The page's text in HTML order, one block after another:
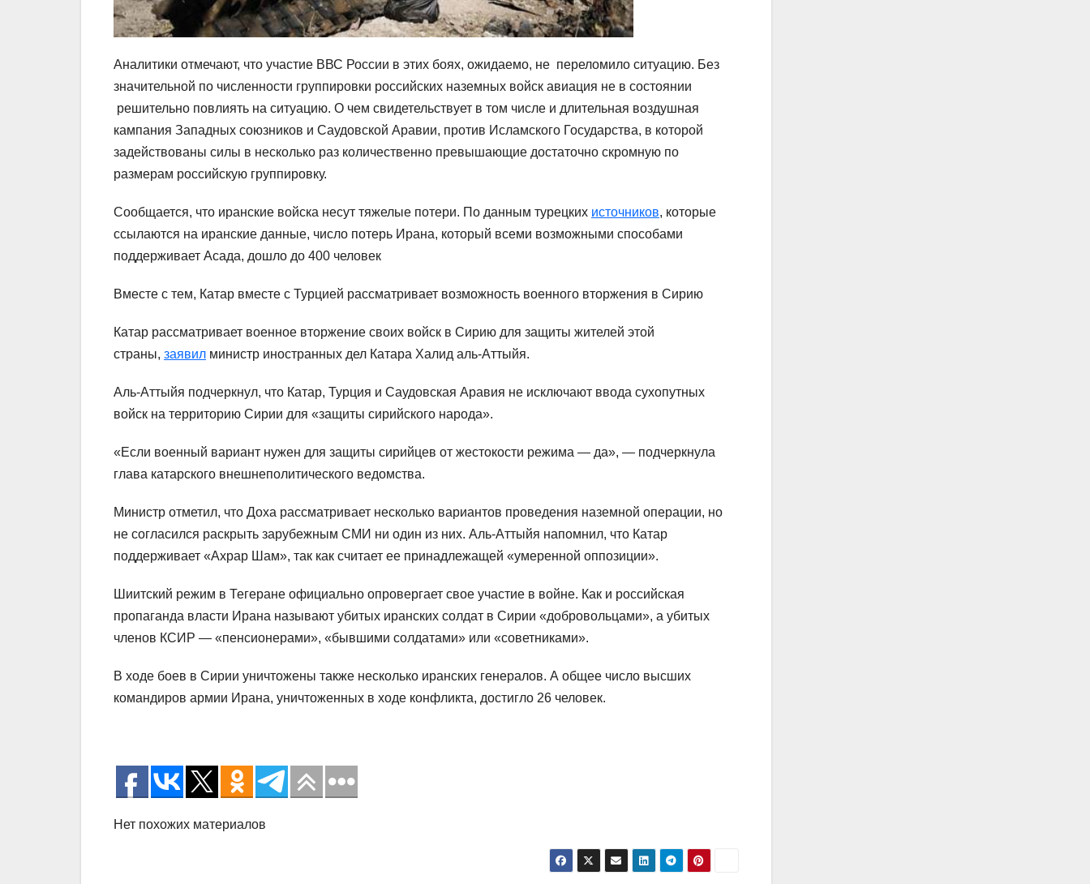
Аналитики отмечают, что участие ВВС России в этих боях, ожидаемо, не переломило ситуацию. Без
значительной по численности группировки российских наземных войск авиация не в состоянии
решительно повлиять на ситуацию. О чем свидетельствует в том числе и длительная воздушная
кампания Западных союзников и Саудовской Аравии, против Исламского Государства, в которой
задействованы силы в несколько раз количественно превышающие достаточно скромную по
размерам российскую группировку.
Сообщается, что иранские войска несут тяжелые потери. По данным турецких источников, которые
ссылаются на иранские данные, число потерь Ирана, который всеми возможными способами
поддерживает Асада, дошло до 400 человек
Вместе с тем, Катар вместе с Турцией рассматривает возможность военного вторжения в Сирию
Катар рассматривает военное вторжение своих войск в Сирию для защиты жителей этой
страны, заявил министр иностранных дел Катара Халид аль-Аттыйя.
Аль-Аттыйя подчеркнул, что Катар, Турция и Саудовская Аравия не исключают ввода сухопутных
войск на территорию Сирии для «защиты сирийского народа».
«Если военный вариант нужен для защиты сирийцев от жестокости режима — да», — подчеркнула
глава катарского внешнеполитического ведомства.
Министр отметил, что Доха рассматривает несколько вариантов проведения наземной операции, но
не согласился раскрыть зарубежным СМИ ни один из них. Аль-Аттыйя напомнил, что Катар
поддерживает «Ахрар Шам», так как считает ее принадлежащей «умеренной оппозиции».
Шиитский режим в Тегеране официально опровергает свое участие в войне. Как и российская
пропаганда власти Ирана называют убитых иранских солдат в Сирии «добровольцами», а убитых
членов КСИР — «пенсионерами», «бывшими солдатами» или «советниками».
В ходе боев в Сирии уничтожены также несколько иранских генералов. А общее число высших
командиров армии Ирана, уничтоженных в ходе конфликта, достигло 26 человек.
Нет похожих материалов